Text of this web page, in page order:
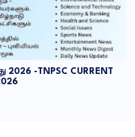
2026 -TNPSC CURRENT